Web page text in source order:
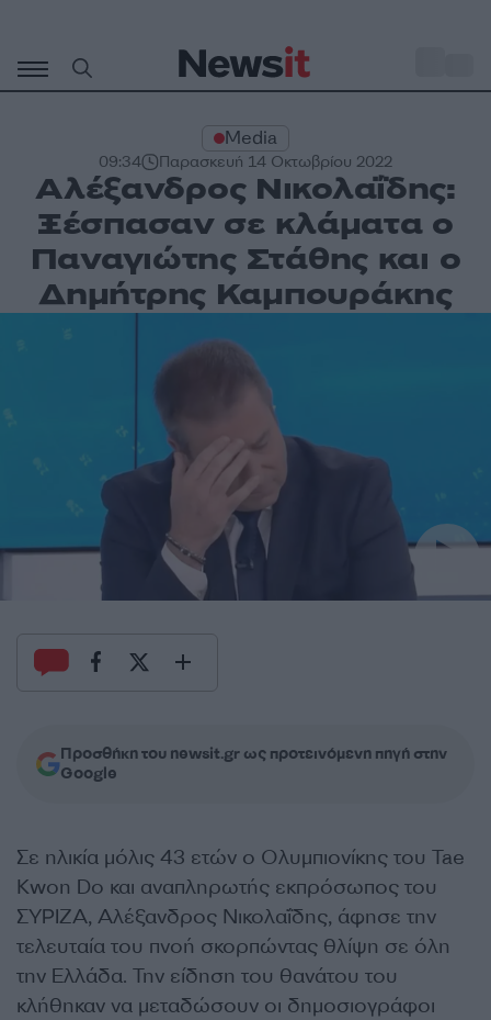
περιεχόμενο
Media
09:34 Παρασκευή 14 Οκτωβρίου 2022
Αλέξανδρος Νικολαΐδης:
Ξέσπασαν σε κλάματα ο
Παναγιώτης Στάθης και ο
Δημήτρης Καμπουράκης
Προσθήκη του newsit.gr ως προτεινόμενη πηγή στην
Google
Σε ηλικία μόλις 43 ετών ο Ολυμπιονίκης του Tae
Kwon Do και αναπληρωτής εκπρόσωπος του
ΣΥΡΙΖΑ, Αλέξανδρος Νικολαΐδης, άφησε την
τελευταία του πνοή σκορπώντας θλίψη σε όλη
την Ελλάδα. Την είδηση του θανάτου του
κλήθηκαν να μεταδώσουν οι δημοσιογράφοι